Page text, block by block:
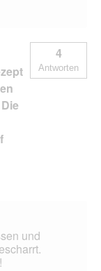
4
Antworten
und